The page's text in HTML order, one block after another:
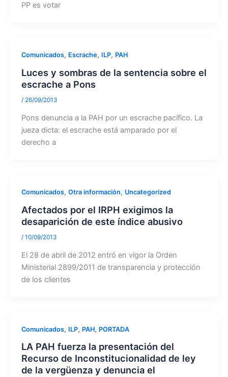
PP es votar
Comunicados, Escrache, ILP, PAH
Luces y sombras de la sentencia sobre el
escrache a Pons
/ 26/09/2013
Pons denuncia a la PAH por un escrache pacífico. La
jueza dicta: el escrache está amparado por el
derecho a
Comunicados, Otra información, Uncategorized
Afectados por el IRPH exigimos la
desaparición de este índice abusivo
/ 10/09/2013
El 28 de abril de 2012 entró en vigor la Orden
Ministerial 2899/2011 de transparencia y protección
de los clientes
Comunicados, ILP, PAH, PORTADA
LA PAH fuerza la presentación del
Recurso de Inconstitucionalidad de ley
de la vergüenza y denuncia el